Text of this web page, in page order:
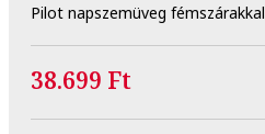
Pilot napszemüveg fémszárakkal
38.699 Ft